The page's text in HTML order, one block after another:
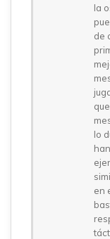
la
de
lo
en